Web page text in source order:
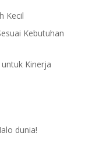
Kecil
Kebutuhan
untuk Kinerja
dunia!